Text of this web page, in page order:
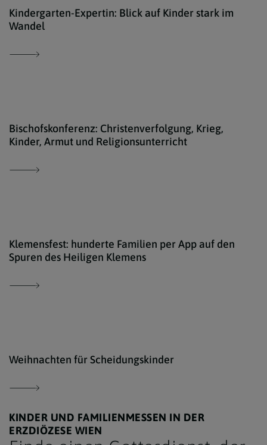
Kindergarten-Expertin: Blick auf Kinder stark im
Wandel
Bischofskonferenz: Christenverfolgung, Krieg,
Kinder, Armut und Religionsunterricht
Klemensfest: hunderte Familien per App auf den
Spuren des Heiligen Klemens
Weihnachten für Scheidungskinder
KINDER UND FAMILIENMESSEN IN DER
ERZDIÖZESE WIEN